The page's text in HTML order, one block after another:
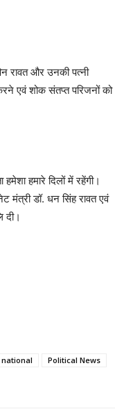
रावत और उनकी पत्नी
एवं शोक संतप्त परिजनों को
हमारे दिलों में रहेंगी।
मंत्री डॉ. धन सिंह रावत एवं
दी।
national
Political News